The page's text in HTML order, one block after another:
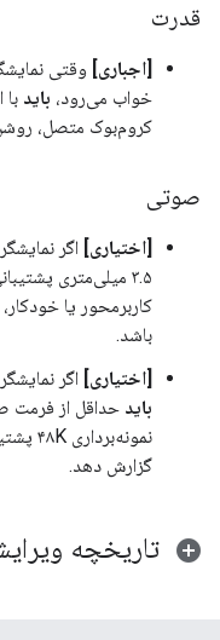
قدرت
[اجباری] وقتی
خواب می‌رود، باید
کروم‌بوک متصل،
صوتی
[اختیاری] اگر
۳.۵ میلی‌متری پشتیبانی می‌کند،
کاربرمحور یا
باشد.
[اختیاری] اگر
باید
گزارش دهد.
تاریخچه